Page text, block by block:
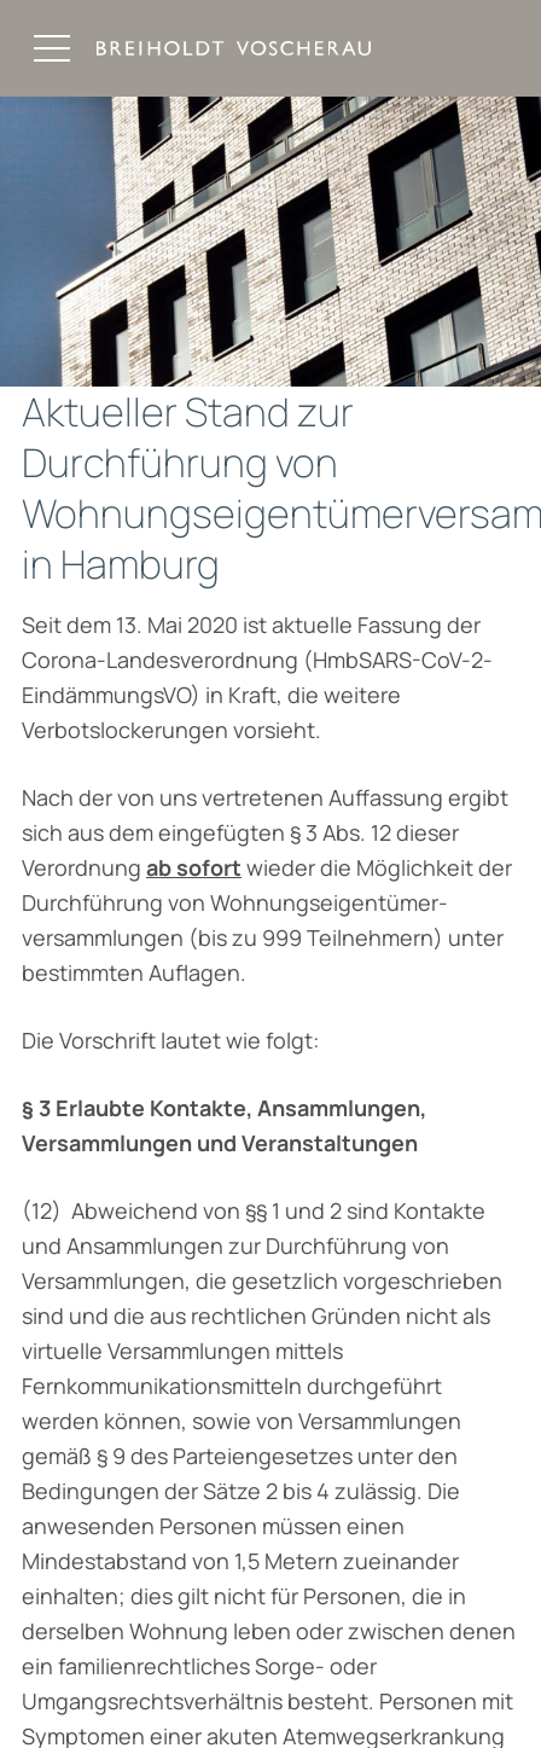
Aktueller Stand zur
Durchführung von
in Hamburg
Seit dem 13. Mai 2020 ist aktuelle Fassung der
Corona-Landesverordnung (HmbSARS-CoV-2-
EindämmungsVO) in Kraft, die weitere
Verbotslockerungen vorsieht.
Nach der von uns vertretenen Auffassung ergibt
sich aus dem eingefügten § 3 Abs. 12 dieser
Verordnung ab sofort wieder die Möglichkeit der
Durchführung von Wohnungseigentümer-
versammlungen (bis zu 999 Teilnehmern) unter
bestimmten Auflagen.
Die Vorschrift lautet wie folgt:
§ 3 Erlaubte Kontakte, Ansammlungen,
Versammlungen und Veranstaltungen
(12) Abweichend von §§ 1 und 2 sind Kontakte
und Ansammlungen zur Durchführung von
Versammlungen, die gesetzlich vorgeschrieben
sind und die aus rechtlichen Gründen nicht als
virtuelle Versammlungen mittels
Fernkommunikationsmitteln durch­geführt
werden können, sowie von Versammlungen
gemäß § 9 des Parteien­gesetzes unter den
Bedingungen der Sätze 2 bis 4 zulässig. Die
anwesenden Personen müssen einen
Mindestabstand von 1,5 Metern zueinander
einhalten; dies gilt nicht für Personen, die in
derselben Wohnung leben oder zwischen denen
ein familienrechtliches Sorge- oder
Umgangsrechtsverhältnis besteht. Personen mit
Symptomen einer akuten Atem­wegserkrankung